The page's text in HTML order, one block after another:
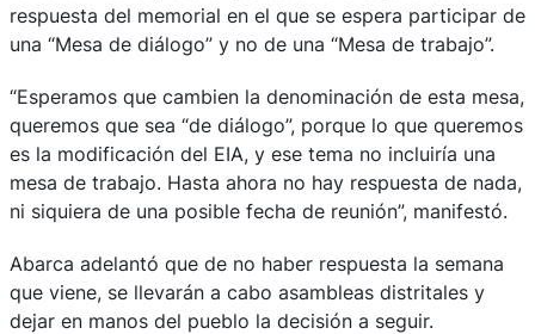
respuesta del memorial en el que se espera participar de
una “Mesa de diálogo” y no de una “Mesa de trabajo”.
“Esperamos que cambien la denominación de esta mesa,
queremos que sea “de diálogo”, porque lo que queremos
es la modificación del EIA, y ese tema no incluiría una
mesa de trabajo. Hasta ahora no hay respuesta de nada,
ni siquiera de una posible fecha de reunión”, manifestó.
Abarca adelantó que de no haber respuesta la semana
que viene, se llevarán a cabo asambleas distritales y
dejar en manos del pueblo la decisión a seguir.